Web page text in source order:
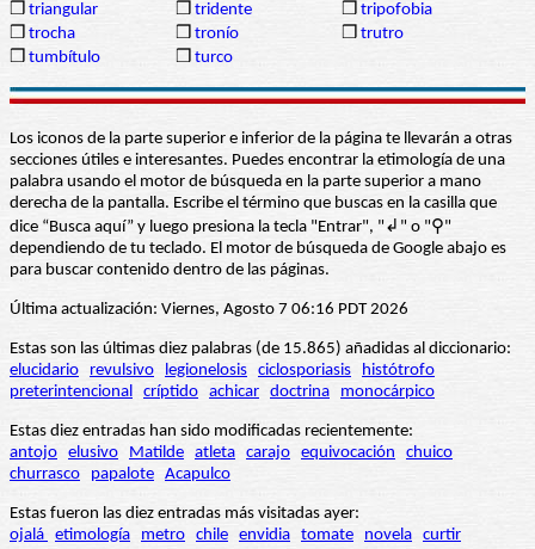
❒ triangular ❒ tridente ❒ tripofobia
❒ trocha ❒ tronío ❒ trutro
❒ tumbítulo ❒ turco
Los iconos de la parte superior e inferior de la página te llevarán a otras
secciones útiles e interesantes. Puedes encontrar la etimología de una
palabra usando el motor de búsqueda en la parte superior a mano
derecha de la pantalla. Escribe el término que buscas en la casilla que
dice “Busca aquí” y luego presiona la tecla "Entrar", "↲" o "⚲"
dependiendo de tu teclado. El motor de búsqueda de Google abajo es
para buscar contenido dentro de las páginas.
Última actualización: Viernes, Agosto 7 06:16 PDT 2026
Estas son las últimas diez palabras (de 15.865) añadidas al diccionario:
elucidario
revulsivo legionelosis ciclosporiasis
histótrofo
preterintencional críptido achicar doctrina monocárpico
Estas diez entradas han sido modificadas recientemente:
antojo elusivo Matilde atleta carajo equivocación
chuico
churrasco
papalote Acapulco
Estas fueron las diez entradas más visitadas ayer:
ojalá etimología metro chile envidia tomate novela curtir